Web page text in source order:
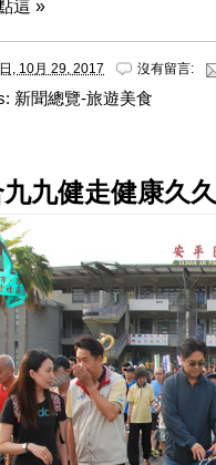
這 »
, 10月 29, 2017 沒有留言:
新聞總覽-旅遊美食
九健走健康久